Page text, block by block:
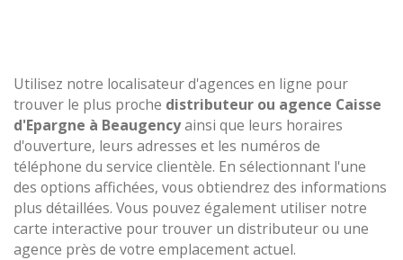
Utilisez notre localisateur d'agences en ligne pour
trouver le plus proche distributeur ou agence Caisse
d'Epargne à Beaugencyainsi que leurs horaires
d'ouverture, leurs adresses et les numéros de
téléphone du service clientèle. En sélectionnant l'une
des options affichées, vous obtiendrez des informations
plus détaillées. Vous pouvez également utiliser notre
carte interactive pour trouver un distributeur ou une
agence près de votre emplacement actuel.